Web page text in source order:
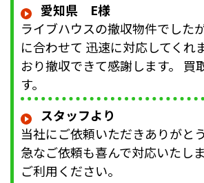
愛知県 E様
ライブハウスの撤収物件でした
に合わせて 迅速に対応してくれ
おり撤収できて感謝します。 買
す。
スタッフより
当社にご依頼いただきありがと
急なご依頼も喜んで対応いたし
ご利用ください。